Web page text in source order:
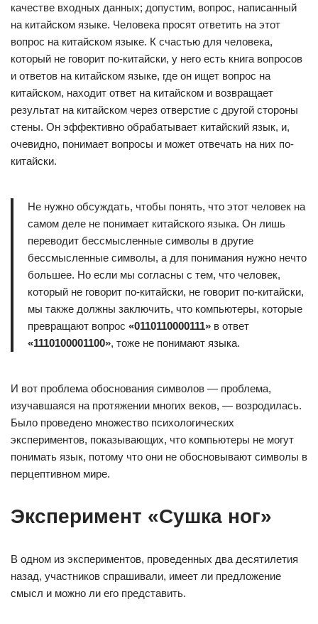
качестве входных данных; допустим, вопрос, написанный
на китайском языке. Человека просят ответить на этот
вопрос на китайском языке. К счастью для человека,
который не говорит по-китайски, у него есть книга вопросов
и ответов на китайском языке, где он ищет вопрос на
китайском, находит ответ на китайском и возвращает
результат на китайском через отверстие с другой стороны
стены. Он эффективно обрабатывает китайский язык, и,
очевидно, понимает вопросы и может отвечать на них по-
китайски.
Не нужно обсуждать, чтобы понять, что этот человек на
самом деле не понимает китайского языка. Он лишь
переводит бессмысленные символы в другие
бессмысленные символы, а для понимания нужно нечто
большее. Но если мы согласны с тем, что человек,
который не говорит по-китайски, не говорит по-китайски,
мы также должны заключить, что компьютеры, которые
превращают вопрос «0110110000111» в ответ
«1110100001100», тоже не понимают языка.
И вот проблема обоснования символов — проблема,
изучавшаяся на протяжении многих веков, — возродилась.
Было проведено множество психологических
экспериментов, показывающих, что компьютеры не могут
понимать язык, потому что они не обосновывают символы в
перцептивном мире.
Эксперимент «Сушка ног»
В одном из экспериментов, проведенных два десятилетия
назад, участников спрашивали, имеет ли предложение
смысл и можно ли его представить.